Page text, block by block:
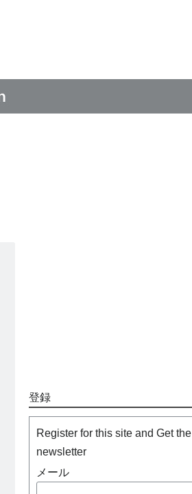
登録
Register for this site and Get the
newsletter
メール